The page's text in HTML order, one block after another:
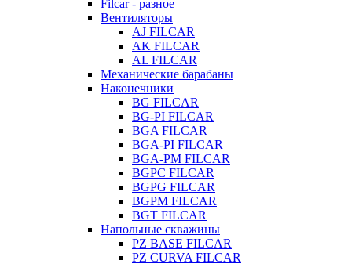
Filcar - разное
Вентиляторы
AJ FILCAR
AK FILCAR
AL FILCAR
Механические барабаны
Наконечники
BG FILCAR
BG-PI FILCAR
BGA FILCAR
BGA-PI FILCAR
BGA-PM FILCAR
BGPC FILCAR
BGPG FILCAR
BGPM FILCAR
BGT FILCAR
Напольные скважины
PZ BASE FILCAR
PZ CURVA FILCAR